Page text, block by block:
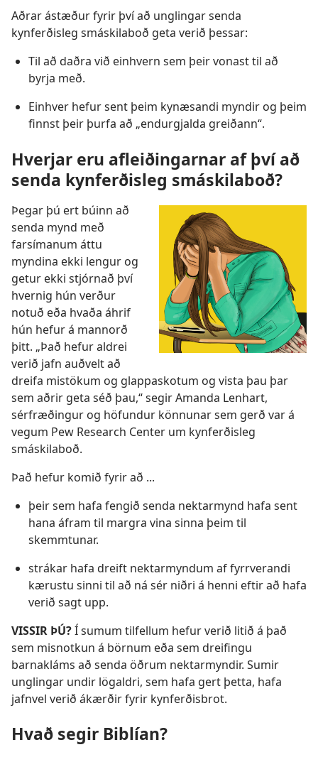
Aðrar ástæður fyrir því að unglingar senda
kynferðisleg smáskilaboð geta verið þessar:
Til að daðra við einhvern sem þeir vonast til að
byrja með.
Einhver hefur sent þeim kynæsandi myndir og þeim
finnst þeir þurfa að „endurgjalda greiðann“.
Hverjar eru afleiðingarnar af því að
senda kynferðisleg smáskilaboð?
Þegar þú ert búinn að
senda mynd með
farsímanum áttu
myndina ekki lengur og
getur ekki stjórnað því
hvernig hún verður
notuð eða hvaða áhrif
hún hefur á mannorð
þitt. „Það hefur aldrei
verið jafn auðvelt að
dreifa mistökum og glappaskotum og vista þau þar
sem aðrir geta séð þau,“ segir Amanda Lenhart,
sérfræðingur og höfundur könnunar sem gerð var á
vegum Pew Research Center um kynferðisleg
smáskilaboð.
Það hefur komið fyrir að ...
þeir sem hafa fengið senda nektarmynd hafa sent
hana áfram til margra vina sinna þeim til
skemmtunar.
strákar hafa dreift nektarmyndum af fyrrverandi
kærustu sinni til að ná sér niðri á henni eftir að hafa
verið sagt upp.
VISSIR ÞÚ?Í sumum tilfellum hefur verið litið á það
sem misnotkun á börnum eða sem dreifingu
barnakláms að senda öðrum nektarmyndir. Sumir
unglingar undir lögaldri, sem hafa gert þetta, hafa
jafnvel verið ákærðir fyrir kynferðisbrot.
Hvað segir Biblían?